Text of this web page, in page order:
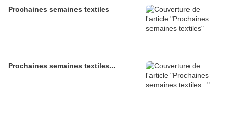
Prochaines semaines textiles
Prochaines semaines textiles...